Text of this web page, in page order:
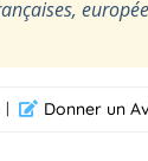
| Donner un